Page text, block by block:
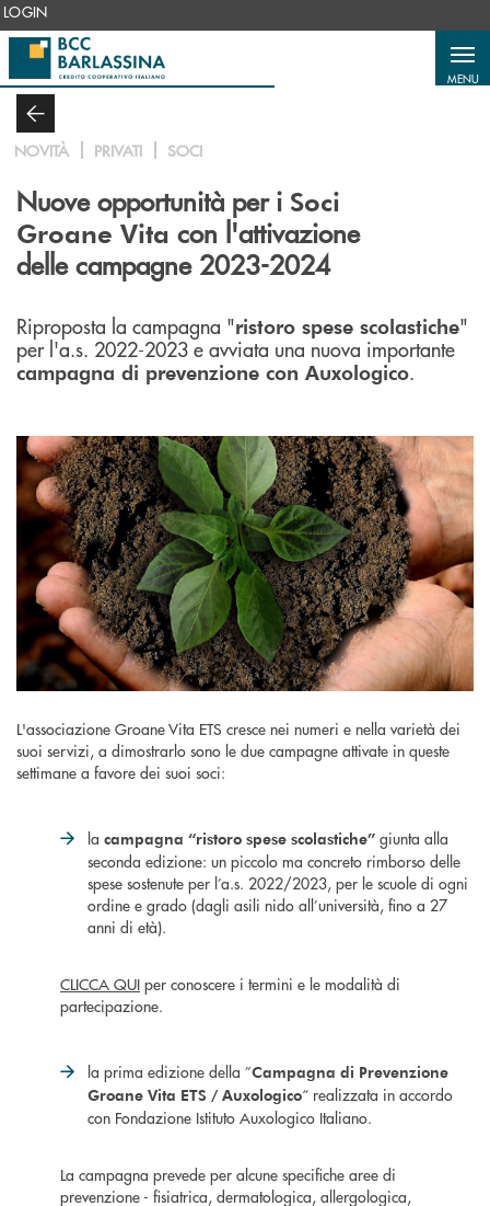
Salta al contenuto principale
LOGIN
MENU
NOVITÀ PRIVATI SOCI
Nuove opportunità per i Soci
Groane Vita con l'attivazione
delle campagne 2023-2024
Riproposta la campagna "ristoro spese scolastiche"
per l'a.s. 2022-2023 e avviata una nuova importante
campagna di prevenzione con Auxologico.
L'associazione Groane Vita ETS cresce nei numeri e nella varietà dei
suoi servizi, a dimostrarlo sono le due campagne attivate in queste
settimane a favore dei suoi soci:
la campagna “ristoro spese scolastiche” giunta alla
seconda edizione: un piccolo ma concreto rimborso delle
spese sostenute per l’a.s. 2022/2023, per le scuole di ogni
ordine e grado (dagli asili nido all’università, fino a 27
anni di età).
CLICCA QUI per conoscere i termini e le modalità di
partecipazione.
la prima edizione della ”Campagna di Prevenzione
Groane Vita ETS / Auxologico“ realizzata in accordo
con Fondazione Istituto Auxologico Italiano.
La campagna prevede per alcune specifiche aree di
prevenzione - fisiatrica, dermatologica, allergologica,